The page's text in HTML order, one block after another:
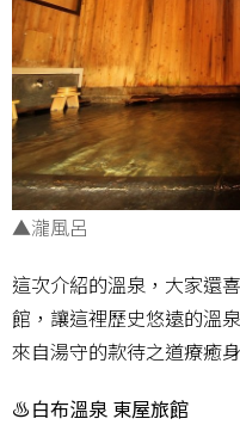
▲瀧風呂
這次介紹的溫泉，大家還
館，讓這裡歷史悠遠的溫
來自湯守的款待之道療癒
♨白布溫泉 東屋旅館